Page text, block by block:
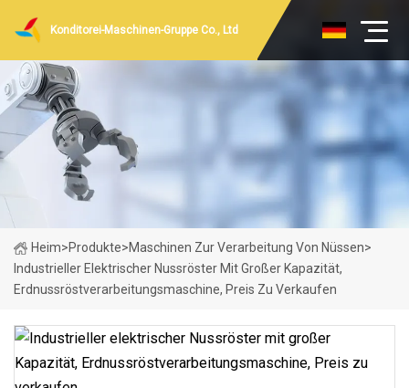
Konditorei-Maschinen-Gruppe Co., Ltd
Heim>Produkte>Maschinen Zur Verarbeitung Von Nüssen>
Industrieller Elektrischer Nussröster Mit Großer Kapazität,
Erdnussröstverarbeitungsmaschine, Preis Zu Verkaufen